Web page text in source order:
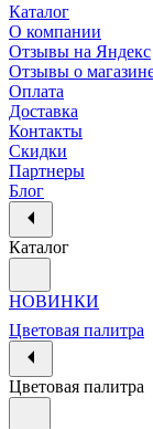
Каталог
О компании
Отзывы на Яндекс
Отзывы о
Оплата
Доставка
Контакты
Скидки
Партнеры
Блог
Каталог
НОВИНКИ
Цветовая палитра
Цветовая палитра